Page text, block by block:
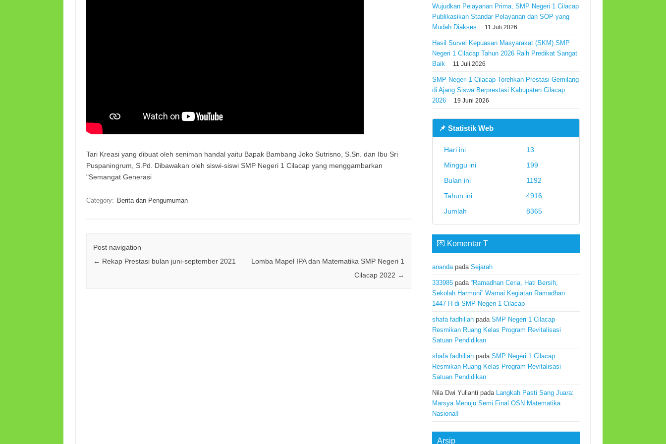
Tari Kreasi yang dibuat oleh seniman handal yaitu Bapak Bambang Joko Sutrisno, S.Sn. dan Ibu Sri
Puspaningrum, S.Pd. Dibawakan oleh siswi-siswi SMP Negeri 1 Cilacap yang menggambarkan
"Semangat Generasi
Category: Berita dan Pengumuman
Post navigation
← Rekap Prestasi bulan juni-september 2021
Lomba Mapel IPA dan Matematika SMP Negeri 1
Cilacap 2022 →
Wujudkan Pelayanan Prima, SMP Negeri 1 Cilacap
Publikasikan Standar Pelayanan dan SOP yang
Mudah Diakses
11 Juli 2026
Hasil Survei Kepuasan Masyarakat (SKM) SMP
Negeri 1 Cilacap Tahun 2026 Raih Predikat Sangat
Baik
11 Juli 2026
SMP Negeri 1 Cilacap Torehkan Prestasi Gemilang
di Ajang Siswa Berprestasi Kabupaten Cilacap
2026
19 Juni 2026
📌 Statistik Web
Hari ini
13
Minggu ini
199
Bulan ini
1192
Tahun ini
4916
Jumlah
8365
💌 Komentar T
anandapadaSejarah
333985 pada“Ramadhan Ceria, Hati Bersih,
Sekolah Harmoni” Warnai Kegiatan Ramadhan
1447 H di SMP Negeri 1 Cilacap
shafa fadhillah padaSMP Negeri 1 Cilacap
Resmikan Ruang Kelas Program Revitalisasi
Satuan Pendidikan
shafa fadhillah padaSMP Negeri 1 Cilacap
Resmikan Ruang Kelas Program Revitalisasi
Satuan Pendidikan
Nila Dwi Yulianti pada Langkah Pasti Sang Juara:
Marsya Menuju Semi Final OSN Matematika
Nasional!
Arsip